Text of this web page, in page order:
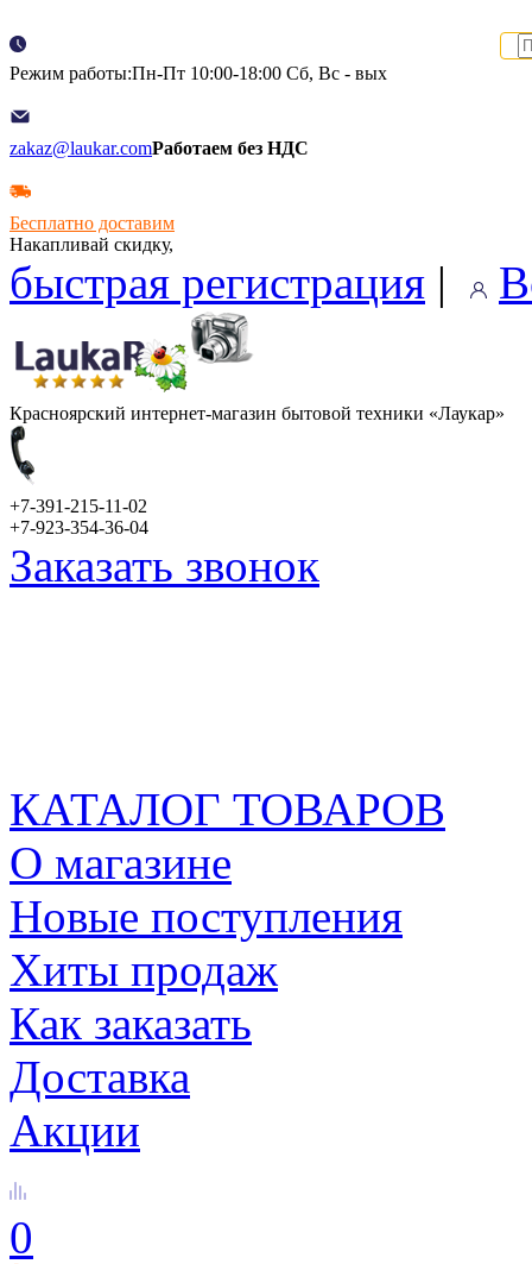
Режим работы:Пн-Пт 10:00-18:00 Сб, Вс - вых
zakaz@laukar.comРаботаем без НДС
Бесплатно доставим
Накапливай скидку,
быстрая регистрация |
Красноярский интернет-магазин бытовой техники «Лаукар»
+7-391-215-11-02
+7-923-354-36-04
Заказать звонок
КАТАЛОГ ТОВАРОВ
О магазине
Новые поступления
Хиты продаж
Как заказать
Доставка
Акции
0